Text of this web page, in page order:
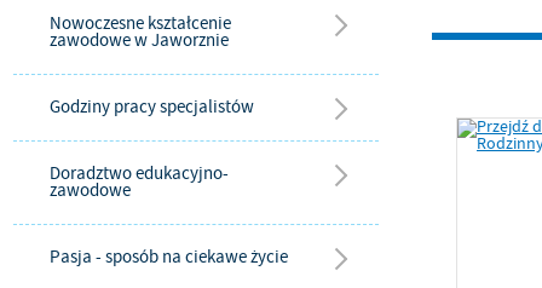
Nowoczesne kształcenie
zawodowe w Jaworznie
Godziny pracy specjalistów
Doradztwo edukacyjno-
zawodowe
Pasja - sposób na ciekawe życie